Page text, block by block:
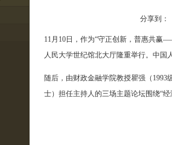
分享到：
11月10日，作为“守正创新，普惠共赢
人民大学世纪馆北大厅隆重举行。中
随后，由财政金融学院教授瞿强（
士）担任主持人的三场主题论坛围绕“